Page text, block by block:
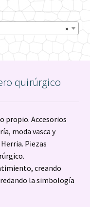
la
página
producto
×
quirúrgico
propio. Accesorios
moda vasca y
Piezas
creando
la simbología